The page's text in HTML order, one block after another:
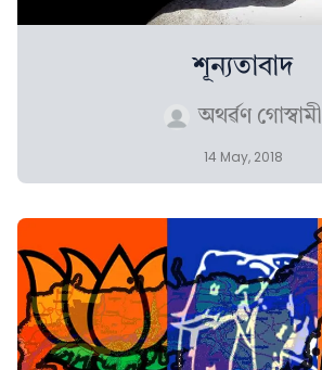
শূন্যতাবাদ
অথৰ্ৱণ গোস্বামী
14 May, 2018